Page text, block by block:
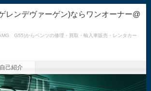
レンデヴァーゲン)ならワンオーナー@
G55)からベンツの修理・買取・輸入車販売・レンタカー
自己紹介